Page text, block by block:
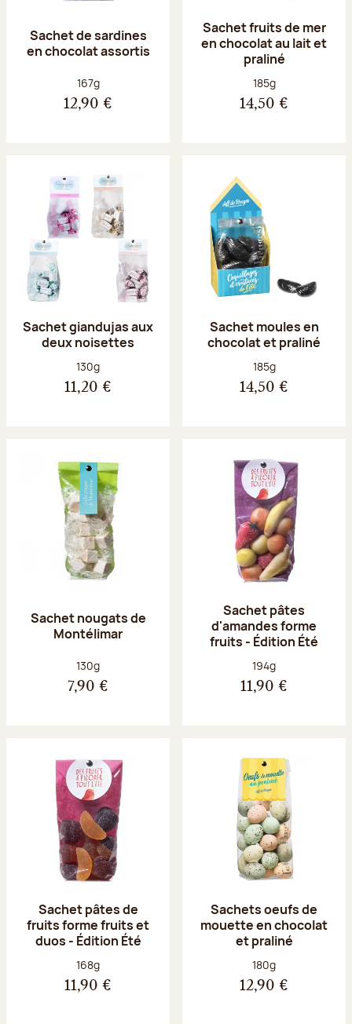
Sachet de sardines
en chocolat assortis
Poids net :
167g
12,90 €
Sachet fruits de mer
en chocolat au lait et
praliné
Poids net :
185g
14,50 €
Sachet giandujas aux
deux noisettes
Poids net :
130g
11,20 €
Sachet moules en
chocolat et praliné
Poids net :
185g
14,50 €
Sachet nougats de
Montélimar
Poids net :
130g
7,90 €
Sachet pâtes
d'amandes forme
fruits - Édition Été
Poids net :
194g
11,90 €
Sachet pâtes de
fruits forme fruits et
duos - Édition Été
Poids net :
168g
11,90 €
Sachets oeufs de
mouette en chocolat
et praliné
Poids net :
180g
12,90 €